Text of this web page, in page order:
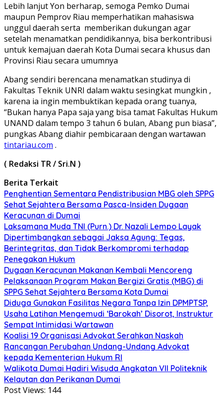
Lebih lanjut Yon berharap, semoga Pemko Dumai
maupun Pemprov Riau memperhatikan mahasiswa
unggul daerah serta memberikan dukungan agar
setelah menamatkan pendidikannya, bisa berkontribusi
untuk kemajuan daerah Kota Dumai secara khusus dan
Provinsi Riau secara umumnya
Abang sendiri berencana menamatkan studinya di
Fakultas Teknik UNRI dalam waktu sesingkat mungkin ,
karena ia ingin membuktikan kepada orang tuanya,
“Bukan hanya Papa saja yang bisa tamat Fakultas Hukum
UNAND dalam tempo 3 tahun 6 bulan, Abang pun biasa”,
pungkas Abang diahir pembicaraan dengan wartawan
tintariau.com .
( Redaksi TR / Sri.N )
Berita Terkait
Penghentian Sementara Pendistribusian MBG oleh SPPG
Sehat Sejahtera Bersama Pasca-Insiden Dugaan
Keracunan di Dumai
Laksamana Muda TNI (Purn.) Dr. Nazali Lempo Layak
Dipertimbangkan sebagai Jaksa Agung: Tegas,
Berintegritas, dan Tidak Berkompromi terhadap
Penegakan Hukum
Dugaan Keracunan Makanan Kembali Mencoreng
Pelaksanaan Program Makan Bergizi Gratis (MBG) di
SPPG Sehat Sejahtera Bersama Kota Dumai
Diduga Gunakan Fasilitas Negara Tanpa Izin DPMPTSP,
Usaha Latihan Mengemudi ‘Barokah’ Disorot, Instruktur
Sempat Intimidasi Wartawan
Koalisi 19 Organisasi Advokat Serahkan Naskah
Rancangan Perubahan Undang-Undang Advokat
kepada Kementerian Hukum RI
Walikota Dumai Hadiri Wisuda Angkatan VII Politeknik
Kelautan dan Perikanan Dumai
Post Views: 144